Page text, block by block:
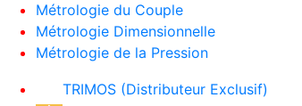
Métrologie du Couple
Métrologie Dimensionnelle
Métrologie de la Pression
TRIMOS (Distributeur Exclusif)